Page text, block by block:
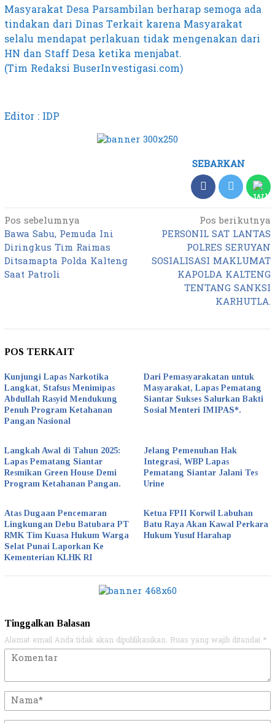
Masyarakat Desa Parsambilan berharap semoga ada
tindakan dari Dinas Terkait karena Masyarakat
selalu mendapat perlakuan tidak mengenakan dari
HN dan Staff Desa ketika menjabat.
(Tim Redaksi BuserInvestigasi.com)
Editor : IDP
SEBARKAN
Navigasi
pos
Pos sebelumnya
Bawa Sabu, Pemuda Ini
Diringkus Tim Raimas
Ditsamapta Polda Kalteng
Saat Patroli
Pos berikutnya
PERSONIL SAT LANTAS
POLRES SERUYAN
SOSIALISASI MAKLUMAT
KAPOLDA KALTENG
TENTANG SANKSI
KARHUTLA.
POS TERKAIT
Kunjungi Lapas Narkotika
Langkat, Stafsus Menimipas
Abdullah Rasyid Mendukung
Penuh Program Ketahanan
Pangan Nasional
Dari Pemasyarakatan untuk
Masyarakat, Lapas Pematang
Siantar Sukses Salurkan Bakti
Sosial Menteri IMIPAS*.
Langkah Awal di Tahun 2025:
Lapas Pematang Siantar
Resmikan Green House Demi
Program Ketahanan Pangan.
Jelang Pemenuhan Hak
Integrasi, WBP Lapas
Pematang Siantar Jalani Tes
Urine
Atas Dugaan Pencemaran
Lingkungan Debu Batubara PT
RMK Tim Kuasa Hukum Warga
Selat Punai Laporkan Ke
Kementerian KLHK RI
Ketua FPII Korwil Labuhan
Batu Raya Akan Kawal Perkara
Hukum Yusuf Harahap
Tinggalkan Balasan
Alamat email Anda tidak akan dipublikasikan. Ruas yang wajib ditandai *